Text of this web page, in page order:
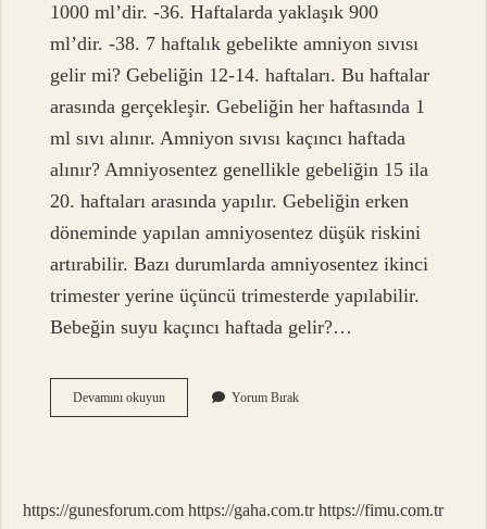
1000 ml’dir. -36. Haftalarda yaklaşık 900
ml’dir. -38. 7 haftalık gebelikte amniyon sıvısı
gelir mi? Gebeliğin 12-14. haftaları. Bu haftalar
arasında gerçekleşir. Gebeliğin her haftasında 1
ml sıvı alınır. Amniyon sıvısı kaçıncı haftada
alınır? Amniyosentez genellikle gebeliğin 15 ila
20. haftaları arasında yapılır. Gebeliğin erken
döneminde yapılan amniyosentez düşük riskini
artırabilir. Bazı durumlarda amniyosentez ikinci
trimester yerine üçüncü trimesterde yapılabilir.
Bebeğin suyu kaçıncı haftada gelir?…
Devamını okuyunAmniyotik
Sıvı
Yorum Bırak
https://gunesforum.com https://gaha.com.tr https://fimu.com.tr